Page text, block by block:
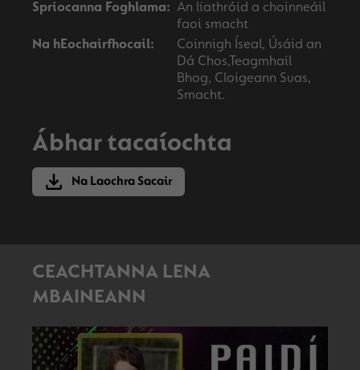
Spriocanna Foghlama: An liathróid a choinneáil
faoi smacht
Na hEochairfhocail:
Coinnigh Íseal, Úsáid an
Dá Chos,Teagmhail
Bhog, Cloigeann Suas,
Smacht.
Ábhar tacaíochta
Na Laochra Sacair
CEACHTANNA LENA
MBAINEANN